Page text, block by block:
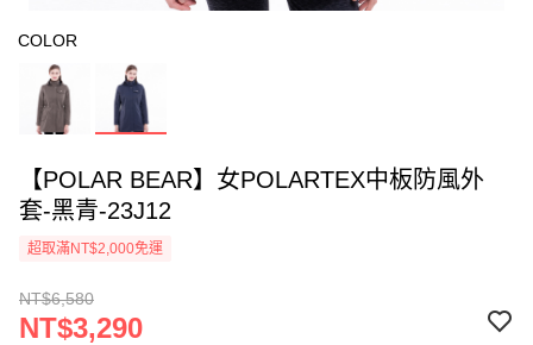
COLOR
【POLAR BEAR】女POLARTEX中板防風外
套-黑青-23J12
超取滿NT$2,000免運
NT$6,580
NT$3,290